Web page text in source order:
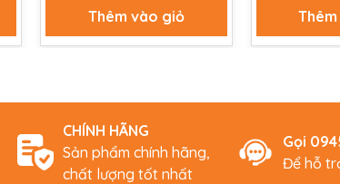
Thêm vào giỏ
CHÍNH HÃNG
Sản phẩm chính hãng,
chất lượng tốt nhất
Gọi
Để hỗ